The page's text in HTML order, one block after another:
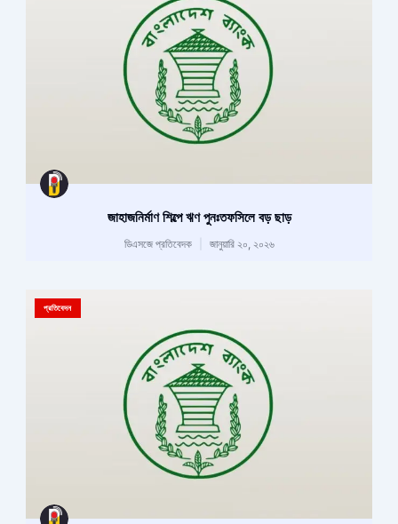
জাহাজনির্মাণ শিল্পে ঋণ পুনঃতফসিলে বড় ছাড়
ডিএসজে প্রতিবেদক জানুয়ারি ২০, ২০২৬
প্রতিবেদন